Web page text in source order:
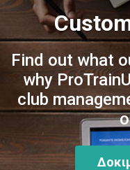
Find out what
why
club